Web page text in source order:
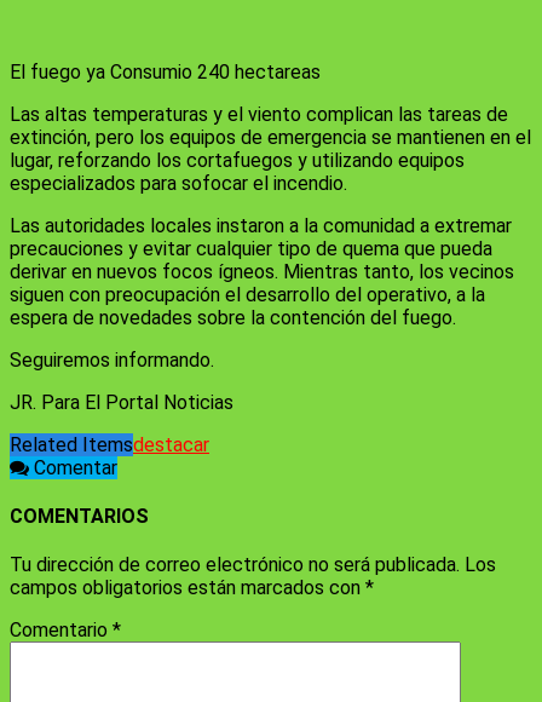
El fuego ya Consumio 240 hectareas
Las altas temperaturas y el viento complican las tareas de
extinción, pero los equipos de emergencia se mantienen en el
lugar, reforzando los cortafuegos y utilizando equipos
especializados para sofocar el incendio.
Las autoridades locales instaron a la comunidad a extremar
precauciones y evitar cualquier tipo de quema que pueda
derivar en nuevos focos ígneos. Mientras tanto, los vecinos
siguen con preocupación el desarrollo del operativo, a la
espera de novedades sobre la contención del fuego.
Seguiremos informando.
JR. Para El Portal Noticias
Related Itemsdestacar
Comentar
COMENTARIOS
Tu dirección de correo electrónico no será publicada. Los
campos obligatorios están marcados con *
Comentario *